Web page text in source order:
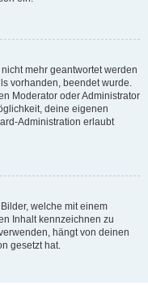
mehr geantwortet werden
vorhanden, beendet wurde.
Moderator oder Administrator
deine eigenen
Administration erlaubt
welche mit einem
Inhalt kennzeichnen zu
hängt von deinen
gesetzt hat.